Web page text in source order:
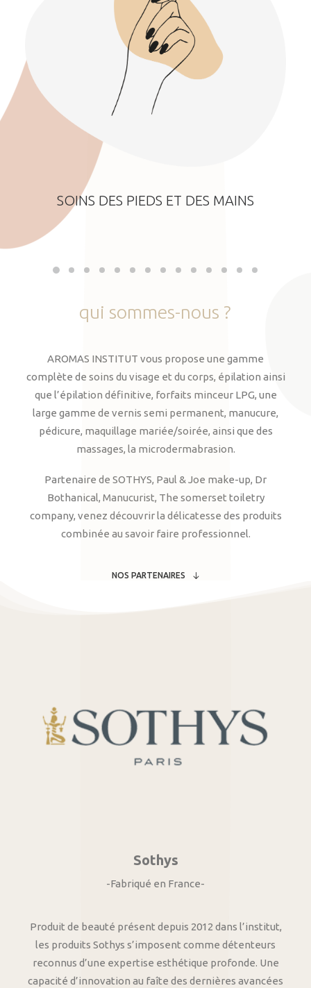
SOINS DES PIEDS ET DES MAINS
qui sommes-nous ?
AROMAS INSTITUT vous propose une gamme
complète de soins du visage et du corps, épilation ainsi
que l’épilation définitive, forfaits minceur LPG, une
large gamme de vernis semi permanent, manucure,
pédicure, maquillage mariée/soirée, ainsi que des
massages, la microdermabrasion.
Partenaire de SOTHYS, Paul & Joe make-up, Dr
Bothanical, Manucurist, The somerset toiletry
company, venez découvrir la délicatesse des produits
combinée au savoir faire professionnel.
NOS PARTENAIRES
Sothys
-Fabriqué en France-
Produit de beauté présent depuis 2012 dans l’institut,
les produits Sothys s’imposent comme détenteurs
reconnus d’une expertise esthétique profonde. Une
capacité d’innovation au faîte des dernières avancées